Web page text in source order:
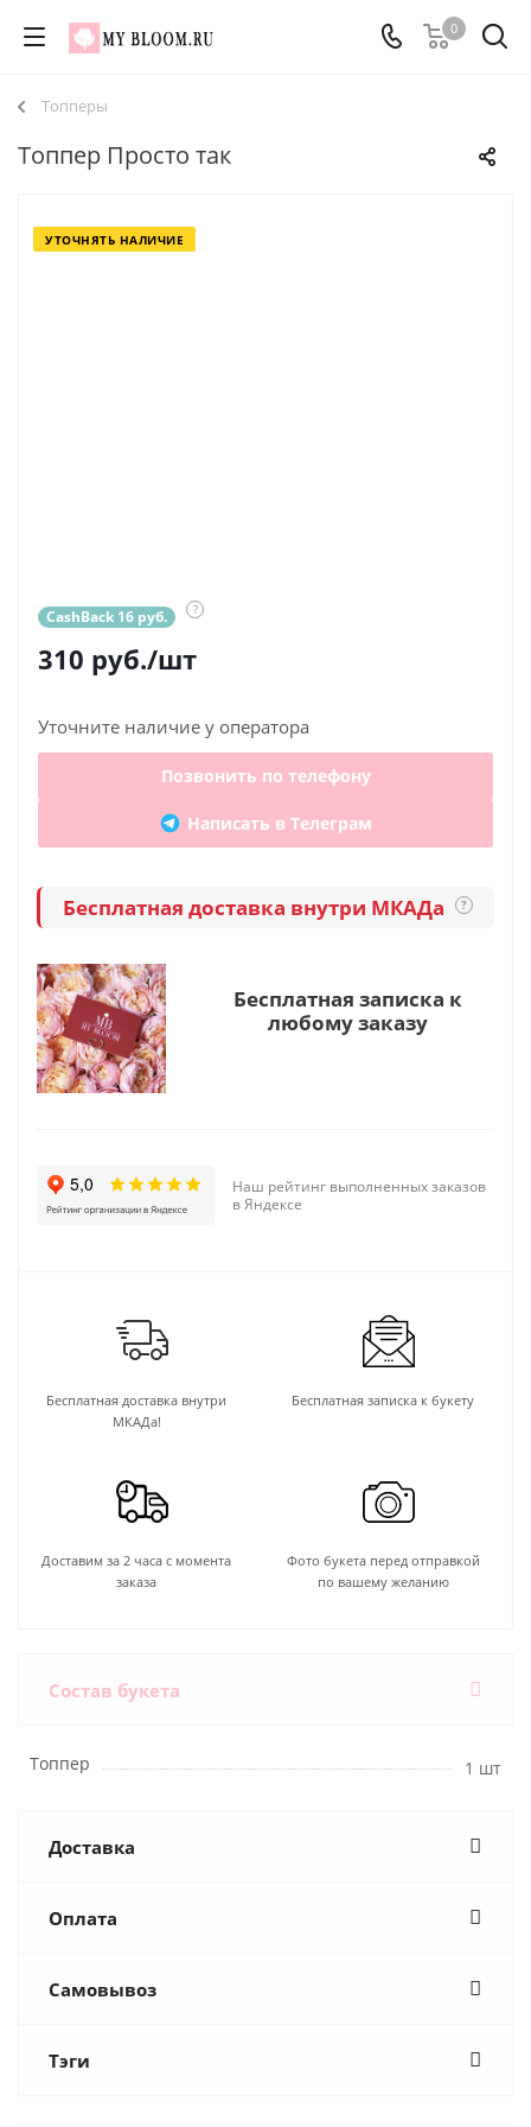
0
Топперы
Топпер Просто так
УТОЧНЯТЬ НАЛИЧИЕ
CashBack 16 руб. ?
310 руб./шт
Уточните наличие у оператора
Позвонить по телефону
Написать в Телеграм
Бесплатная доставка внутри МКАДа ?
Бесплатная записка к
любому заказу
Наш рейтинг выполненных заказов
в Яндексе
Бесплатная доставка внутри
МКАДа!
Бесплатная записка к букету
Доставим за 2 часа с момента
заказа
Фото букета перед отправкой
по вашему желанию
Состав букета
Топпер 1 шт
Доставка
Оплата
Самовывоз
Тэги